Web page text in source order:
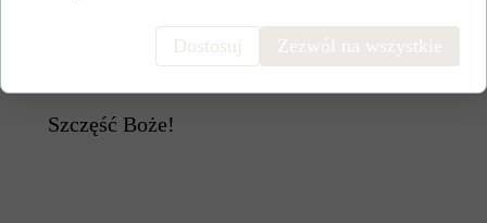
Bóg zapłać za każdy dar serca składany na
Szczęść Boże!
Dostosuj Zezwól na wszystkie